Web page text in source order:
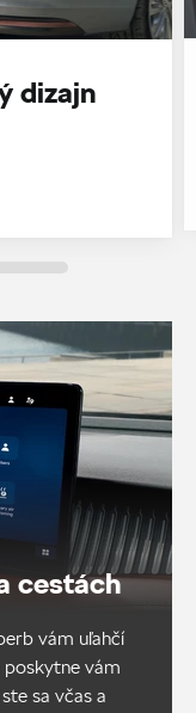
dizajn
cestách
vám uľahčí
poskytne vám
sa včas a